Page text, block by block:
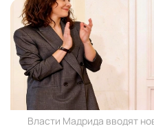
Власти Мадрида вводят